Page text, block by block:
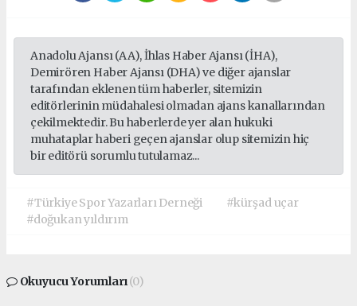
Anadolu Ajansı (AA), İhlas Haber Ajansı (İHA),
Demirören Haber Ajansı (DHA) ve diğer ajanslar
tarafından eklenen tüm haberler, sitemizin
editörlerinin müdahalesi olmadan ajans kanallarından
çekilmektedir. Bu haberlerde yer alan hukuki
muhataplar haberi geçen ajanslar olup sitemizin hiç
bir editörü sorumlu tutulamaz...
#Türkiye Spor Yazarları Derneği
#kürşad uçar
#doğukan yıldırım
Okuyucu Yorumları(0)